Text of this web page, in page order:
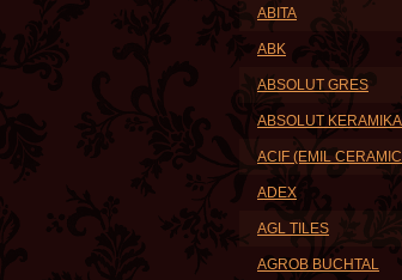
ABITA
ABK
ABSOLUT GRES
ABSOLUT
ACIF (EMIL
ADEX
AGL TILES
AGROB BUCHTAL